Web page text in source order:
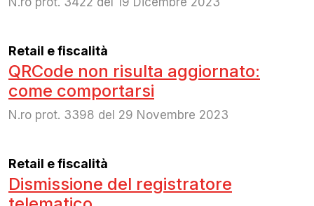
Retail e fiscalità
QRCode non risulta aggiornato:
come comportarsi
N.ro prot. 3398 del 29 Novembre 2023
Retail e fiscalità
Dismissione del registratore